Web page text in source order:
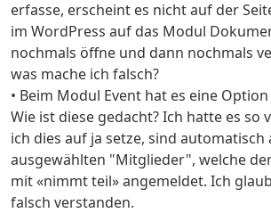
erfasse, erscheint es nicht auf der
im WordPress auf das Modul
nochmals öffne und dann nochmals
was mache ich falsch?
• Beim Modul Event hat es eine Option
Wie ist diese gedacht? Ich hatte es so
ich dies auf ja setze, sind automatisch
ausgewählten "Mitglieder", welche
mit «nimmt teil» angemeldet. Ich
falsch verstanden.